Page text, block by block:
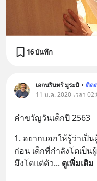
16 บันทึก
เอกนรินทร์ มูระมิ • ติด
11 ม.ค. 2020 เวลา
คำขวัญวันเด็กปี 2563
1. อยากบอกให้รู้ว่าเป็
ก่อน เด็กที่กำลังโตเป็
มึงโตแต่ตัว... ดูเพิ่มเติม